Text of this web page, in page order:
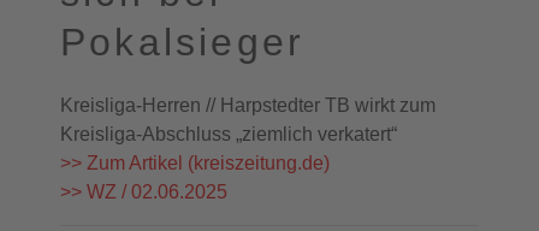
Pokalsieger
Kreisliga-Herren // Harpstedter TB wirkt zum
Kreisliga-Abschluss „ziemlich verkatert“
>> Zum Artikel (kreiszeitung.de)
>> WZ / 02.06.2025